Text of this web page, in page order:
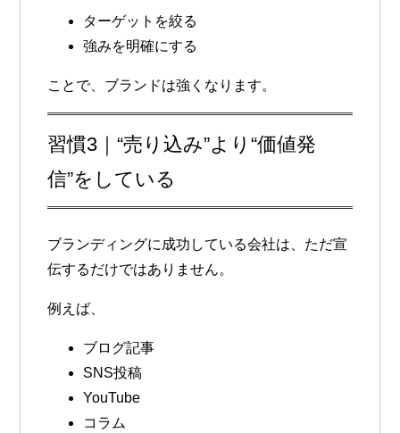
ターゲットを絞る
強みを明確にする
ことで、ブランドは強くなります。
習慣3｜“売り込み”より“価値発
信”をしている
ブランディングに成功している会社は、ただ宣
伝するだけではありません。
例えば、
ブログ記事
SNS投稿
YouTube
コラム